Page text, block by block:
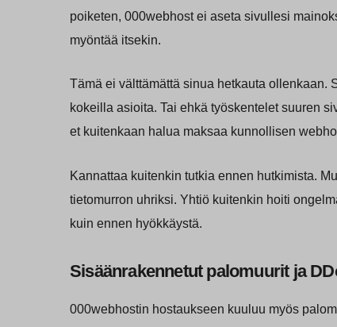
poiketen, 000webhost ei aseta sivullesi
myöntää itsekin.
Tämä ei välttämättä sinua hetkauta ollenkaan.
kokeilla asioita. Tai ehkä työskentelet suuren
et kuitenkaan halua maksaa kunnollisen
Kannattaa kuitenkin tutkia ennen hutkimista.
tietomurron uhriksi. Yhtiö kuitenkin hoiti
kuin ennen hyökkäystä.
Sisäänrakennetut palomuurit ja
000webhostin hostaukseen kuuluu myös